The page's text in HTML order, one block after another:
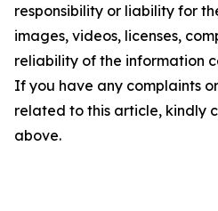
responsibility or liability for
images, videos, licenses,
reliability of the information
If you have any complaints
related to this article, kindly
above.